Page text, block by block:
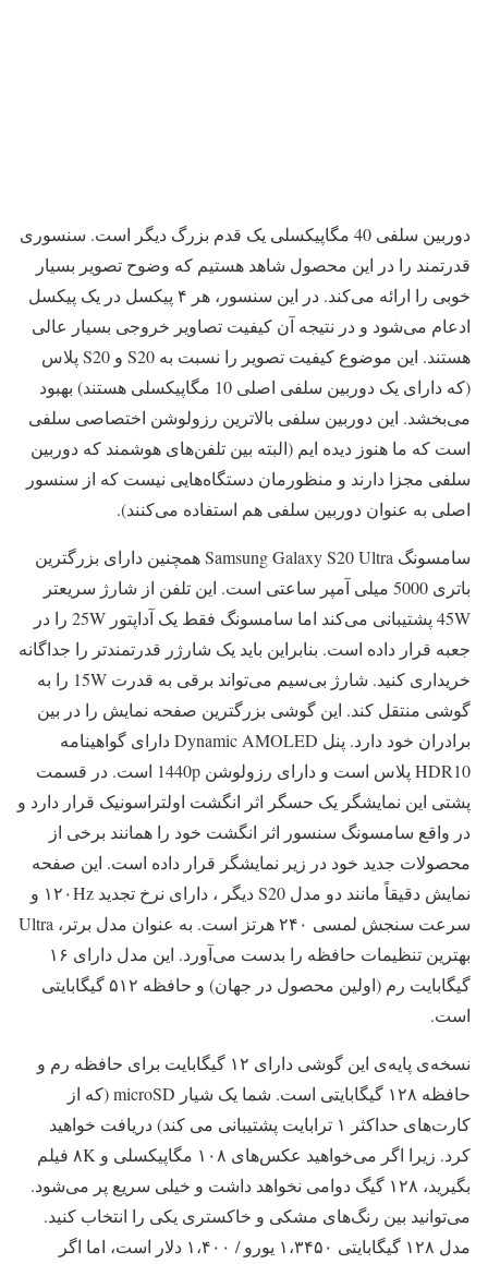
دوربین سلفی 40 مگاپیکسلی یک قدم بزرگ دیگر است. سنسوری
قدرتمند را در این محصول شاهد هستیم که وضوح تصویر بسیار
خوبی را ارائه می‌کند. در این سنسور، هر ۴ پیکسل در یک پیکسل
ادعام می‌شود و در نتیجه آن کیفیت تصاویر خروجی بسیار عالی
هستند. این موضوع کیفیت تصویر را نسبت به S20 و S20 پلاس
(که دارای یک دوربین سلفی اصلی 10 مگاپیکسلی هستند) بهبود
می‌بخشد. این دوربین سلفی بالاترین رزولوشن اختصاصی سلفی
است که ما هنوز دیده ایم (البته بین تلفن‌های هوشمند که دوربین
سلفی مجزا دارند و منظورمان دستگاه‌هایی نیست که از سنسور
اصلی به عنوان دوربین سلفی هم استفاده می‌کنند).
سامسونگ Samsung Galaxy S20 Ultra همچنین دارای بزرگترین
باتری 5000 میلی آمپر ساعتی است. این تلفن از شارژ سریعتر
45W پشتیبانی می‌کند اما سامسونگ فقط یک آداپتور 25W را در
جعبه قرار داده است. بنابراین باید یک شارژر قدرتمند‌تر را جداگانه
خریداری کنید. شارژ بی‌سیم می‌تواند برقی به قدرت 15W را به
گوشی منتقل کند. این گوشی بزرگترین صفحه نمایش را در بین
برادران خود دارد. پنل Dynamic AMOLED دارای گواهینامه
HDR10 پلاس است و دارای رزولوشن 1440p است. در قسمت
پشتی این نمایشگر یک حسگر اثر انگشت اولتراسونیک قرار دارد و
در واقع سامسونگ سنسور اثر انگشت خود را همانند برخی از
محصولات جدید خود در زیر نمایشگر قرار داده است. این صفحه
نمایش دقیقاً مانند دو مدل S20 دیگر ، دارای نرخ تجدید ۱۲۰Hz و
سرعت سنجش لمسی ۲۴۰ هرتز است. به عنوان مدل برتر، Ultra
بهترین تنظیمات حافظه را بدست می‌آورد. این مدل دارای ۱۶
گیگابایت رم (اولین محصول در جهان) و حافظه ۵۱۲ گیگابایتی
است.
نسخه‌ی پایه‌ی این گوشی دارای ۱۲ گیگابایت برای حافظه رم و
حافظه ۱۲۸ گیگابایتی است. شما یک شیار microSD (که از
کارت‌های حداکثر ۱ ترابایت پشتیبانی می کند) دریافت خواهید
کرد. زیرا اگر می‌خواهید عکس‌های ۱۰۸ مگاپیکسلی و ۸K فیلم
بگیرید، ۱۲۸ گیگ دوامی نخواهد داشت و خیلی سریع پر می‌شود.
می‌توانید بین رنگ‌های مشکی و خاکستری یکی را انتخاب کنید.
مدل ۱۲۸ گیگابایتی ۱،۳۴۵۰ یورو / ۱،۴۰۰ دلار است، اما اگر